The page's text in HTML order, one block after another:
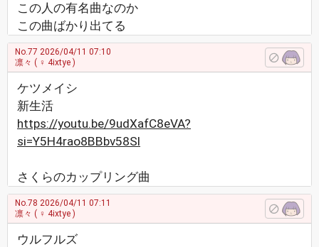
この人の有名曲なのか
この曲ばかり出てる
No.77 2026/04/11 07:10
凛々 ( ♀ 4ixtye )
ケツメイシ
新生活
https://youtu.be/9udXafC8eVA?
si=Y5H4rao8BBbv58Sl
さくらのカップリング曲
No.78 2026/04/11 07:11
凛々 ( ♀ 4ixtye )
ウルフルズ